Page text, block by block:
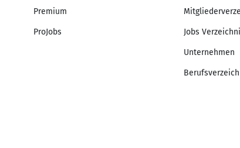
Premium
ProJobs Jobs
Unternehmen